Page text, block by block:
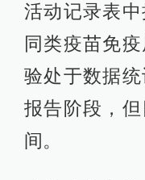
活动记录表
同类疫苗免
验处于数据
报告阶段，
间。